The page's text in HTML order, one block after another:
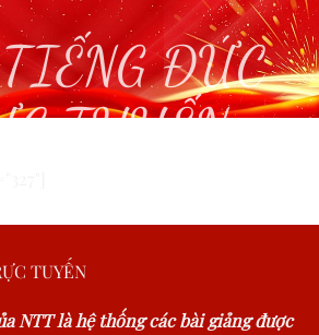
ĐỨC
TUYẾN
TUYẾN
NTT là hệ thống các bài giảng được